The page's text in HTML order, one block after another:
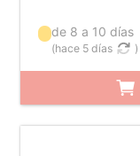
de 8 a 10 días
(hace 5 días )